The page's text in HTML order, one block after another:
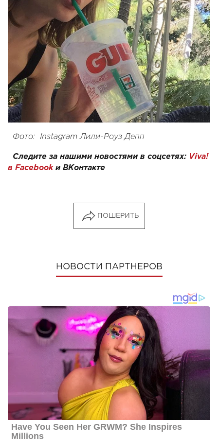
Фото: Instagram Лили-Роуз Депп
Следите за нашими новостями в соцсетях: Viva!
в Facebookи ВКонтакте
ПОШЕРИТЬ
НОВОСТИ ПАРТНЕРОВ